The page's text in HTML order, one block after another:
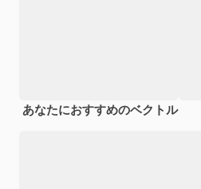
あなたにおすすめのベクトル